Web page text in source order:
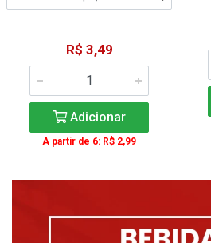
R$ 3,49
Adicionar
A partir de 6: R$ 2,99